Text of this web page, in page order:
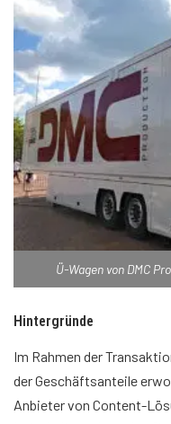
Ü-Wagen von DMC
Hintergründe
Im Rahmen der
der Geschäftsanteile
Anbieter von Content-